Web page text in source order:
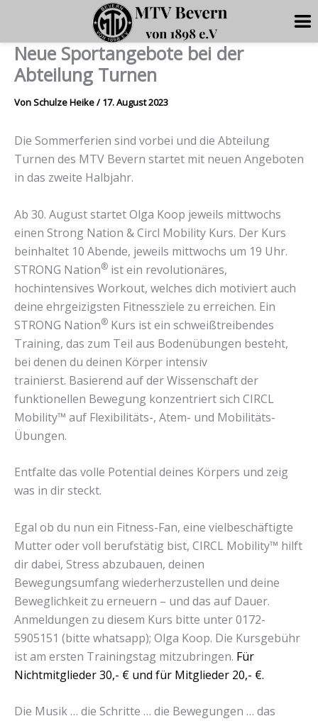
Zum
Inhalt
Neue Sportangebote bei der
Abteilung Turnen
VonSchulze Heike/17. August 2023
Die Sommerferien sind vorbei und die Abteilung
Turnen des MTV Bevern startet mit neuen Angeboten
in das zweite Halbjahr.
Ab 30. August startet Olga Koop jeweils mittwochs
einen Strong Nation & Circl Mobility Kurs. Der Kurs
beinhaltet 10 Abende, jeweils mittwochs um 19 Uhr.
STRONG Nation® ist ein revolutionäres,
hochintensives Workout, welches dich motiviert auch
deine ehrgeizigsten Fitnessziele zu erreichen. Ein
STRONG Nation® Kurs ist ein schweißtreibendes
Training, das zum Teil aus Bodenübungen besteht,
bei denen du deinen Körper intensiv
trainierst. Basierend auf der Wissenschaft der
funktionellen Bewegung konzentriert sich CIRCL
Mobility™ auf Flexibilitäts-, Atem- und Mobilitäts-
Übungen.
Entfalte das volle Potential deines Körpers und zeig
was in dir steckt.
Egal ob du nun ein Fitness-Fan, eine vielbeschäftigte
Mutter oder voll berufstätig bist, CIRCL Mobility™ hilft
dir dabei, Stress abzubauen, deinen
Bewegungsumfang wiederherzustellen und deine
Beweglichkeit zu erneuern – und das auf Dauer.
Anmeldungen zu diesem Kurs bitte unter 0172-
5905151 (bitte whatsapp); Olga Koop. Die Kursgebühr
ist am ersten Trainingstag mitzubringen. Für
Nichtmitglieder 30,- € und für Mitglieder 20,- €.
Die Musik … die Schritte … die Bewegungen … das